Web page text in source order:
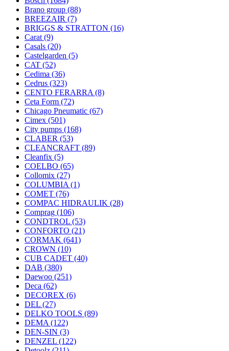
Brano group (88)
BREEZAIR (7)
BRIGGS & STRATTON (16)
Carat (9)
Casals (20)
Castelgarden (5)
CAT (52)
Cedima (36)
Cedrus (323)
CENTO FERARRA (8)
Ceta Form (72)
Chicago Pneumatic (67)
Cimex (501)
City pumps (168)
CLABER (53)
CLEANCRAFT (89)
Cleanfix (5)
COELBO (65)
Collomix (27)
COLUMBIA (1)
COMET (76)
COMPAC HIDRAULIK (28)
Comprag (106)
CONDTROL (53)
CONFORTO (21)
CORMAK (641)
CROWN (10)
CUB CADET (40)
DAB (380)
Daewoo (251)
Deca (62)
DECOREX (6)
DEL (27)
DELKO TOOLS (89)
DEMA (122)
DEN-SIN (3)
DENZEL (122)